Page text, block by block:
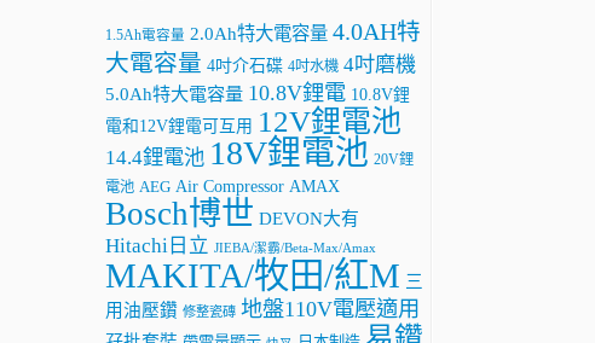
1.5Ah電容量 2.0Ah特大電容量 4.0AH特
大電容量 4吋介石碟 4吋水機 4吋磨機
5.0Ah特大電容量 10.8V鋰電 10.8V鋰
電和12V鋰電可互用 12V鋰電池
14.4鋰電池 18V鋰電池 20V鋰
電池 AEG Air Compressor AMAX
Bosch博世 DEVON大有
Hitachi日立 JIEBA/潔霸/Beta-Max/Amax
MAKITA/牧田/紅M 三
用油壓鑽 修整瓷磚 地盤110V電壓適用